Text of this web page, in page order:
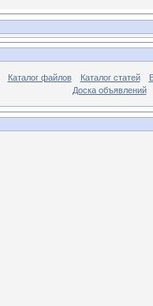
Каталог файлов Каталог статей
Доска объявлений